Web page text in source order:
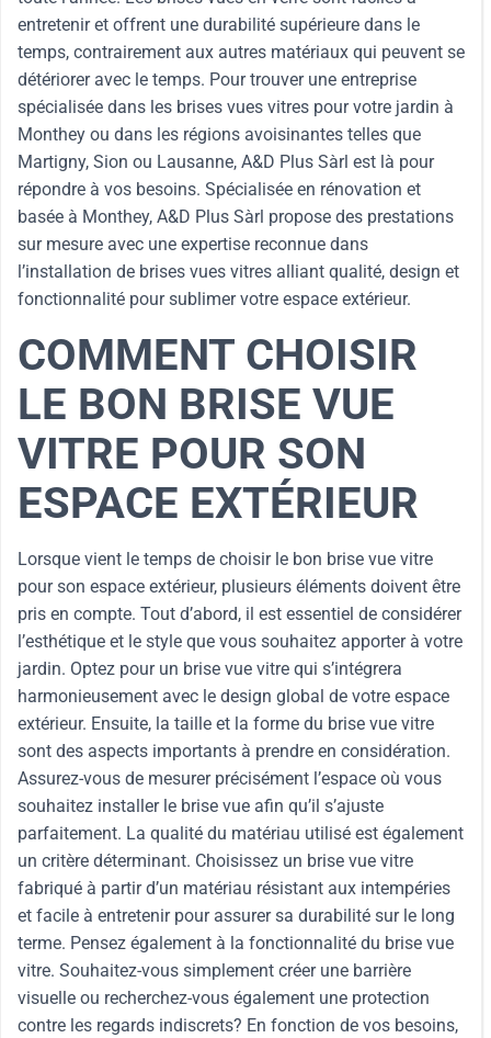
entretenir et offrent une durabilité supérieure dans le
temps, contrairement aux autres matériaux qui peuvent se
détériorer avec le temps. Pour trouver une entreprise
spécialisée dans les brises vues vitres pour votre jardin à
Monthey ou dans les régions avoisinantes telles que
Martigny, Sion ou Lausanne, A&D Plus Sàrl est là pour
répondre à vos besoins. Spécialisée en rénovation et
basée à Monthey, A&D Plus Sàrl propose des prestations
sur mesure avec une expertise reconnue dans
l’installation de brises vues vitres alliant qualité, design et
fonctionnalité pour sublimer votre espace extérieur.
COMMENT CHOISIR
LE BON BRISE VUE
VITRE POUR SON
ESPACE EXTÉRIEUR
Lorsque vient le temps de choisir le bon brise vue vitre
pour son espace extérieur, plusieurs éléments doivent être
pris en compte. Tout d’abord, il est essentiel de considérer
l’esthétique et le style que vous souhaitez apporter à votre
jardin. Optez pour un brise vue vitre qui s’intégrera
harmonieusement avec le design global de votre espace
extérieur. Ensuite, la taille et la forme du brise vue vitre
sont des aspects importants à prendre en considération.
Assurez-vous de mesurer précisément l’espace où vous
souhaitez installer le brise vue afin qu’il s’ajuste
parfaitement. La qualité du matériau utilisé est également
un critère déterminant. Choisissez un brise vue vitre
fabriqué à partir d’un matériau résistant aux intempéries
et facile à entretenir pour assurer sa durabilité sur le long
terme. Pensez également à la fonctionnalité du brise vue
vitre. Souhaitez-vous simplement créer une barrière
visuelle ou recherchez-vous également une protection
contre les regards indiscrets? En fonction de vos besoins,